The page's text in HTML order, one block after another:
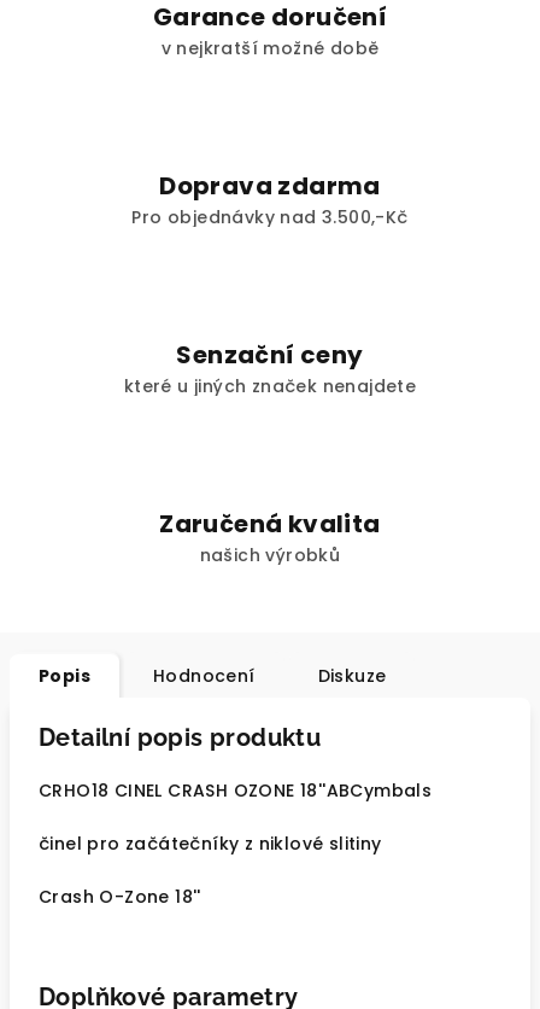
Garance doručení
v nejkratší možné době
Doprava zdarma
Pro objednávky nad 3.500,-Kč
Senzační ceny
které u jiných značek nenajdete
Zaručená kvalita
našich výrobků
Popis Hodnocení Diskuze
Detailní popis produktu
CRHO18 CINEL CRASH OZONE 18''ABCymbals
činel pro začátečníky z niklové slitiny
Crash O-Zone 18''
Doplňkové parametry